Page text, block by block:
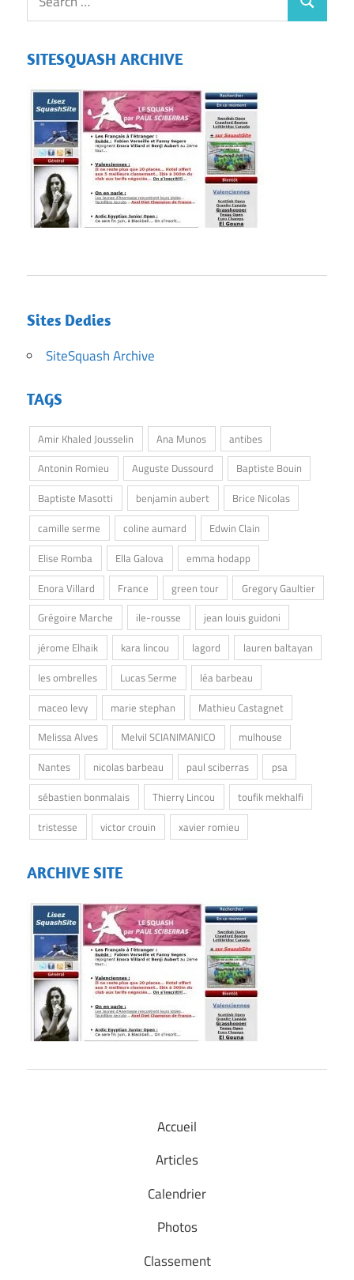
SITESQUASH ARCHIVE
Sites Dedies
SiteSquash Archive
TAGS
Amir Khaled Jousselin Ana Munos
antibes
Antonin Romieu
Auguste Dussourd
Baptiste Bouin
Baptiste Masotti
benjamin aubert
Brice Nicolas
camille serme
coline aumard
Edwin Clain
Elise Romba
Ella Galova
emma hodapp
Enora Villard
France green tour
Gregory Gaultier
Grégoire Marche
ile-rousse
jean louis guidoni
jérome Elhaik
kara lincou lagord
lauren baltayan
les ombrelles
Lucas Serme
léa barbeau
maceo levy
marie stephan
Mathieu Castagnet
Melissa Alves
Melvil SCIANIMANICO
mulhouse
Nantes
nicolas barbeau paul sciberras
psa
sébastien bonmalais
Thierry Lincou
toufik mekhalfi
tristesse
victor crouin xavier romieu
ARCHIVE SITE
Accueil
Articles
Calendrier
Photos
Classement